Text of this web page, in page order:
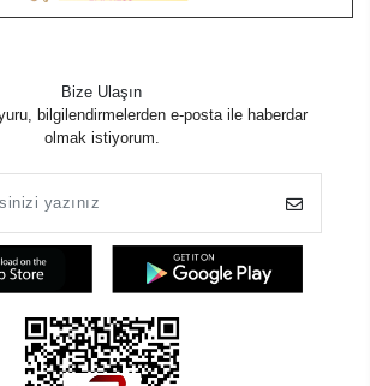
Bize Ulaşın
bilgilendirmelerden e-posta ile haberdar
olmak istiyorum.